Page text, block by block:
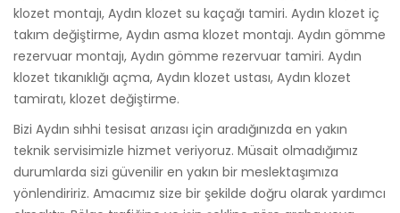
klozet montajı, Aydın klozet su kaçağı tamiri. Aydın klozet iç
takım değiştirme, Aydın asma klozet montajı. Aydın gömme
rezervuar montajı, Aydın gömme rezervuar tamiri. Aydın
klozet tıkanıklığı açma, Aydın klozet ustası, Aydın klozet
tamiratı, klozet değiştirme.
Bizi Aydın sıhhi tesisat arızası için aradığınızda en yakın
teknik servisimizle hizmet veriyoruz. Müsait olmadığımız
durumlarda sizi güvenilir en yakın bir meslektaşımıza
yönlendiririz. Amacımız size bir şekilde doğru olarak yardımcı